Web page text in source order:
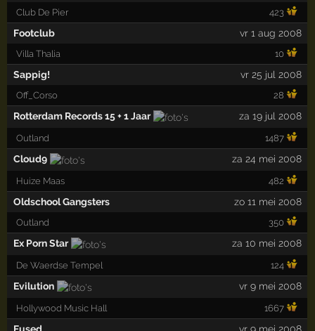
Club De Pier 423
Footclub vr 1 aug 2008
Villa Thalia 10
Sappig! vr 25 jul 2008
Off_Corso 28
Rotterdam Records 15 + 1 Jaar za 19 jul 2008
Outland 1487
Cloud9 za 24 mei 2008
Huize Maas 482
Oldschool Gangsters zo 11 mei 2008
Outland 350
Ex Porn Star za 10 mei 2008
De Waerdse Tempel 124
Evilution vr 9 mei 2008
Hollywood Music Hall 1667
Fused vr 9 mei 2008